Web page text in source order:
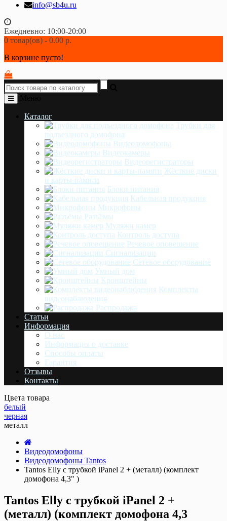
info@sb4u.ru
Ежедневно: 10:00-20:00
0 товар(ов) - 0.00 р.
В корзине пусто!
Каталог
Трубки для
подъездного домофона
Видеодомофоны
Видеокамеры
Видеорегистраторы
Жёсткие диски
и карты-памяти
Блоки питания
Кабельная продукция
Микрофоны
Разъёмы
Муляжи камер
Контроль доступа
Речевое оповещение
Сигнализации
Сетевое оборудование
Умный дом
Кронштейны
Комплекты
видеонаблюдения
Распродажа
Статьи
Информация
О нас
Информация о доставке
Cпособы оплаты
Гарантия
Отзывы
Контакты
Цвета товара
белый
черная
металл
Видеодомофоны
Видеодомофоны Tantos
Tantos Elly с трубкой iPanel 2 + (металл) (комплект
домофона 4,3" )
Tantos Elly с трубкой iPanel 2 +
(металл) (комплект домофона 4,3